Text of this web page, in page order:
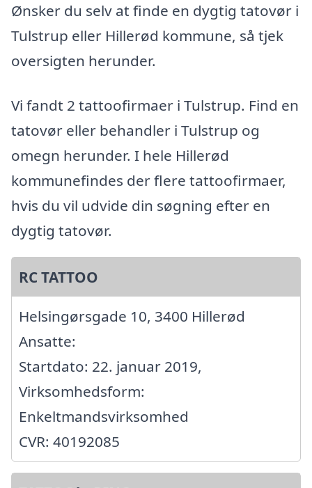
Ønsker du selv at finde en dygtig tatovør i
Tulstrup eller Hillerød kommune, så tjek
oversigten herunder.
Vi fandt 2 tattoofirmaer i Tulstrup. Find en
tatovør eller behandler i Tulstrup og
omegn herunder. I hele Hillerød
kommunefindes der flere tattoofirmaer,
hvis du vil udvide din søgning efter en
dygtig tatovør.
RC TATTOO
Helsingørsgade 10, 3400 Hillerød
Ansatte:
Startdato: 22. januar 2019,
Virksomhedsform:
Enkeltmandsvirksomhed
CVR: 40192085